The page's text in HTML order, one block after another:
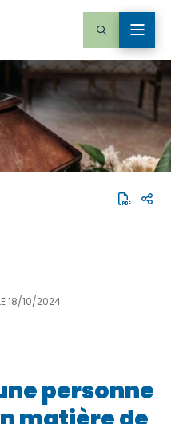
18/10/2024
personne